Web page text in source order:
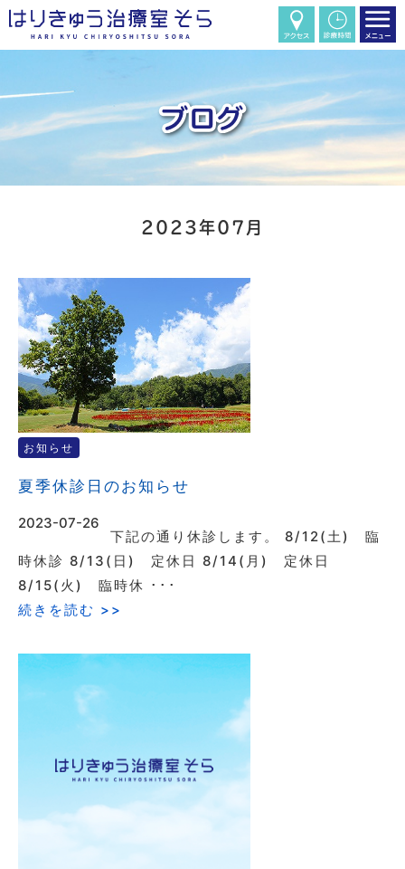
2023年07月
お知らせ
夏季休診日のお知らせ
2023-07-26
下記の通り休診します。 8/12(土) 臨
時休診 8/13(日) 定休日 8/14(月) 定休日
8/15(火) 臨時休 ･･･
続きを読む >>